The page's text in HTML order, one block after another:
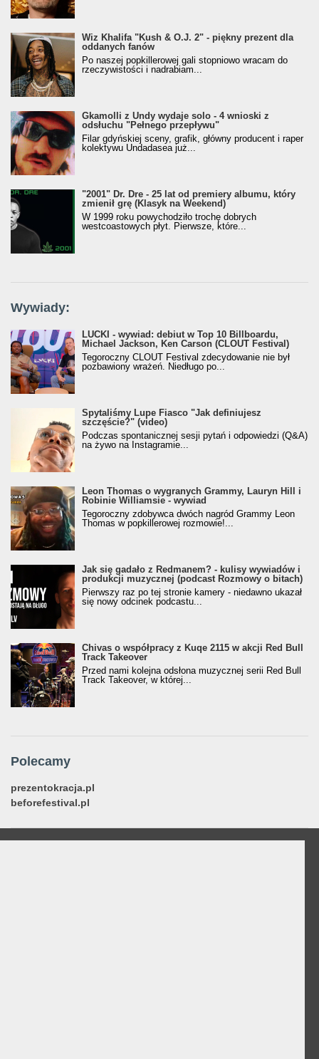
Wiz Khalifa "Kush & O.J. 2" - piękny prezent dla
oddanych fanów
Po naszej popkillerowej gali stopniowo wracam do
rzeczywistości i nadrabiam...
Gkamolli z Undy wydaje solo - 4 wnioski z
odsłuchu "Pełnego przepływu"
Filar gdyńskiej sceny, grafik, główny producent i raper
kolektywu Undadasea już...
"2001" Dr. Dre - 25 lat od premiery albumu, który
zmienił grę (Klasyk na Weekend)
W 1999 roku powychodziło trochę dobrych
westcoastowych płyt. Pierwsze, które...
Wywiady:
LUCKI - wywiad: debiut w Top 10 Billboardu,
Michael Jackson, Ken Carson (CLOUT Festival)
Tegoroczny CLOUT Festival zdecydowanie nie był
pozbawiony wrażeń. Niedługo po...
Spytaliśmy Lupe Fiasco "Jak definiujesz
szczęście?" (video)
Podczas spontanicznej sesji pytań i odpowiedzi (Q&A)
na żywo na Instagramie...
Leon Thomas o wygranych Grammy, Lauryn Hill i
Robinie Williamsie - wywiad
Tegoroczny zdobywca dwóch nagród Grammy Leon
Thomas w popkillerowej rozmowie!...
Jak się gadało z Redmanem? - kulisy wywiadów i
produkcji muzycznej (podcast Rozmowy o bitach)
Pierwszy raz po tej stronie kamery - niedawno ukazał
się nowy odcinek podcastu...
Chivas o współpracy z Kuqe 2115 w akcji Red Bull
Track Takeover
Przed nami kolejna odsłona muzycznej serii Red Bull
Track Takeover, w której...
Polecamy
prezentokracja.pl
beforefestival.pl